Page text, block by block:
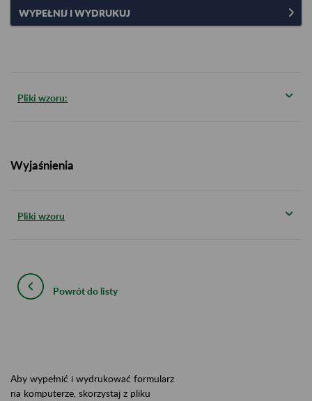
WYPEŁNIJ I WYDRUKUJ
Pliki wzoru:
Wyjaśnienia
Pliki wzoru
Powrót do listy
Aby wypełnić i wydrukować formularz
na komputerze, skorzystaj z pliku